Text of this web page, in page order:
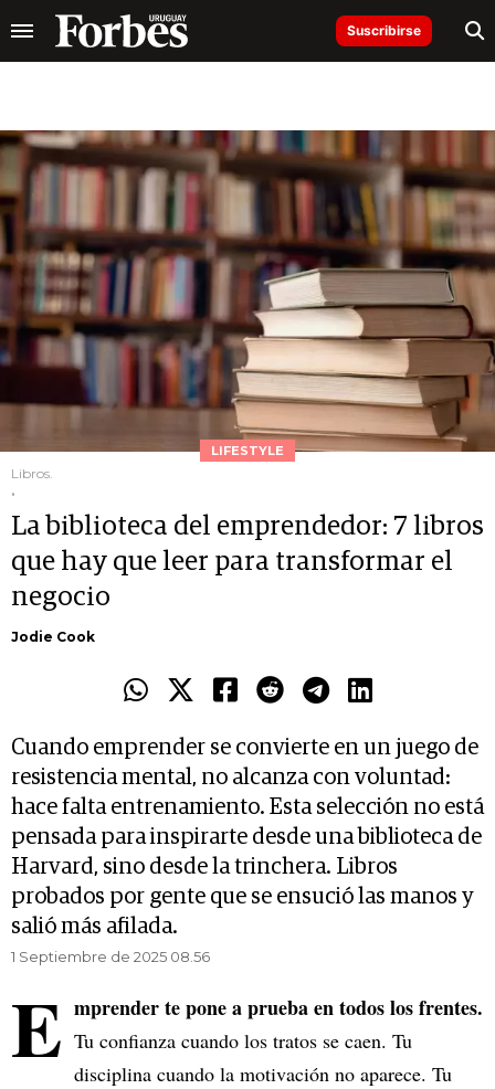
Suscribirse
LIFESTYLE
Libros.
.
La biblioteca del emprendedor: 7 libros
que hay que leer para transformar el
negocio
Jodie Cook
Cuando emprender se convierte en un juego de
resistencia mental, no alcanza con voluntad:
hace falta entrenamiento. Esta selección no está
pensada para inspirarte desde una biblioteca de
Harvard, sino desde la trinchera. Libros
probados por gente que se ensució las manos y
salió más afilada.
1 Septiembre de 2025 08.56
E mprender te pone a prueba en todos los frentes.
Tu confianza cuando los tratos se caen. Tu
disciplina cuando la motivación no aparece. Tu